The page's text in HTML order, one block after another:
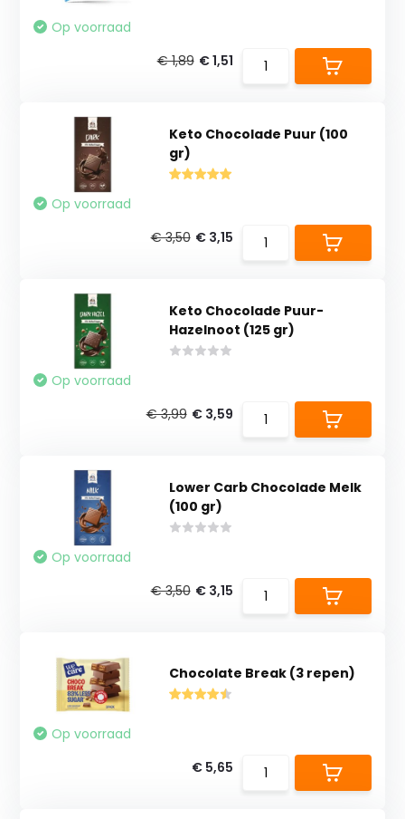
Op voorraad
€ 1,89 € 1,51
Keto Chocolade Puur (100
gr)
Op voorraad
€ 3,50 € 3,15
Keto Chocolade Puur-
Hazelnoot (125 gr)
Op voorraad
€ 3,99 € 3,59
Lower Carb Chocolade Melk
(100 gr)
Op voorraad
€ 3,50 € 3,15
Chocolate Break (3 repen)
Op voorraad
€ 5,65